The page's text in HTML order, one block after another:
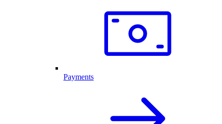
Payments